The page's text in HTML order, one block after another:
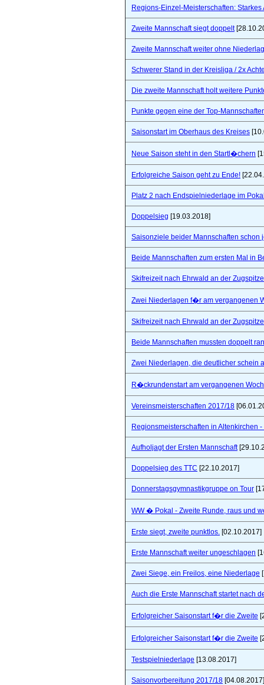
Regions-Einzel-Meisterschaften:
Zweite Mannschaft siegt doppelt
Zweite Mannschaft weiter ohne
Schwerer Stand in der Kreisliga / 2x
Die zweite Mannschaft holt weitere
Punkte gegen eine der Top-
Saisonstart im Oberhaus des Kreises
Neue Saison steht in den Startl�chern
Erfolgreiche Saison geht zu Ende!
Platz 2 nach Endspielniederlage im
Doppelsieg [19.03.2018]
Saisonziele beider Mannschaften schon
Beide Mannschaften zum ersten Mal in
Skifreizeit nach Ehrwald an der Zugspitze
Zwei Niederlagen f�r am vergangenen
Skifreizeit nach Ehrwald an der Zugspitze
Beide Mannschaften mussten doppelt
Zwei Niederlagen, die deutlicher schein
R�ckrundenstart am vergangenen
Vereinsmeisterschaften 2017/18
Regionsmeisterschaften in Altenkirchen
Aufholjagt der Ersten Mannschaft
Doppelsieg des TTC [22.10.2017]
Donnerstagsgymnastikgruppe on Tour
WW � Pokal - Zweite Runde, raus und
Erste siegt, zweite punktlos. [02.10.2017]
Erste Mannschaft weiter ungeschlagen
Zwei Siege, ein Freilos, eine Niederlage
Auch die Erste Mannschaft startet nach
Erfolgreicher Saisonstart f�r die Zweite
Erfolgreicher Saisonstart f�r die Zweite
Testspielniederlage [13.08.2017]
Saisonvorbereitung 2017/18 [04.08.2017]